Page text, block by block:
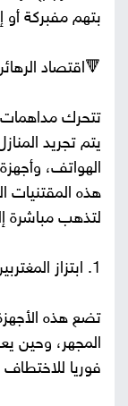
بتهم مفبركة أو
🔻اقتصاد
تتحرك مداهمات
يتم تجريد
الهواتف،
هذه المقتنيات
لتذهب مباشرة
1. ابتزاز المغتربين
تضع هذه
المجهر، وحين
فوريا